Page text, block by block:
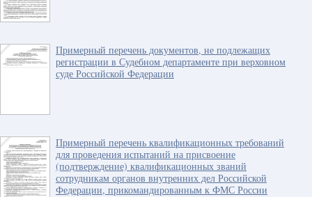
Примерный перечень документов, не подлежащих
регистрации в Судебном департаменте при верховном
суде Российской Федерации
Примерный перечень квалификационных требований
для проведения испытаний на присвоение
(подтверждение) квалификационных званий
сотрудникам органов внутренних дел Российской
Федерации, прикомандированным к ФМС России